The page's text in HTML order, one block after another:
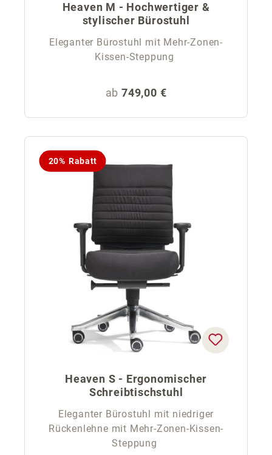
Heaven M - Hochwertiger &
stylischer Bürostuhl
Eleganter Bürostuhl mit Mehr-Zonen-
Kissen-Steppung
Regulärer Preis:
ab 749,00 €
20% Rabatt
Heaven S - Ergonomischer
Schreibtischstuhl
Eleganter Bürostuhl mit niedriger
Rückenlehne mit Mehr-Zonen-Kissen-
Steppung